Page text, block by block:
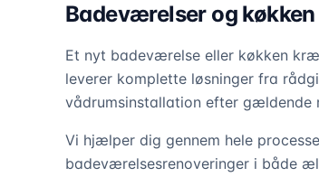
Badeværelser og
Et nyt badeværelse eller køkken
leverer komplette løsninger fra
vådrumsinstallation efter gældende
Vi hjælper dig gennem hele
badeværelsesrenoveringer i både